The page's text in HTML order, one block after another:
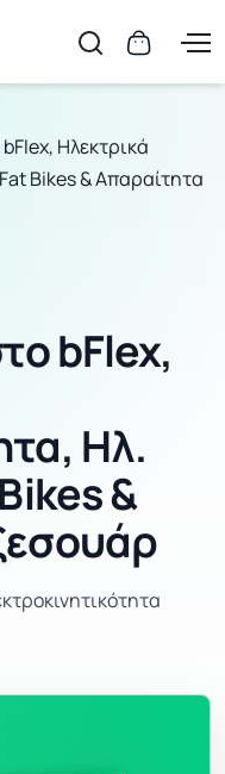
Ηλεκτρικά
Bikes & Απαραίτητα
bFlex,
Ηλ.
&